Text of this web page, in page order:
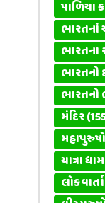
પાળિયા
ભારતના
ભારતનો
ભારતનો
મંદિર
મહાપુરુષો
યાત્રા ધામ
લોકવાર્તા